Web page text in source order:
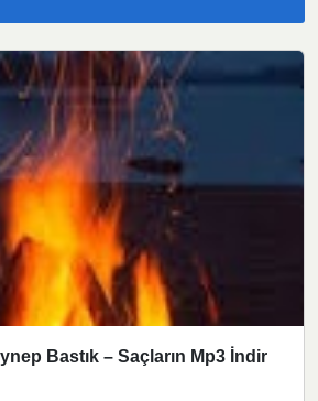
Bastık – Saçların Mp3 İndir